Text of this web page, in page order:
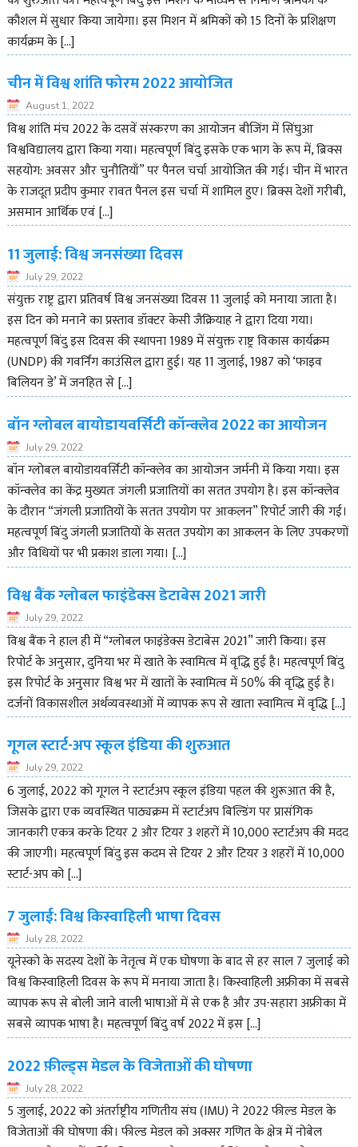
कौशल में सुधार किया जायेगा। इस मिशन में श्रमिकों को 15 दिनों के प्रशिक्षण
कार्यक्रम के […]
चीन में विश्व शांति फोरम 2022 आयोजित
August 1, 2022
विश्व शांति मंच 2022 के दसवें संस्करण का आयोजन बीजिंग में सिंघुआ
विश्वविद्यालय द्वारा किया गया। महत्वपूर्ण बिंदु इसके एक भाग के रूप में, ब्रिक्स
सहयोग: अवसर और चुनौतियाँ” पर पैनल चर्चा आयोजित की गई। चीन में भारत
के राजदूत प्रदीप कुमार रावत पैनल इस चर्चा में शामिल हुए। ब्रिक्स देशों गरीबी,
असमान आर्थिक एवं […]
11 जुलाई: विश्व जनसंख्या दिवस
July 29, 2022
संयुक्त राष्ट्र द्वारा प्रतिवर्ष विश्व जनसंख्या दिवस 11 जुलाई को मनाया जाता है।
इस दिन को मनाने का प्रस्ताव डॉक्टर केसी जैक्रियाह ने द्वारा दिया गया।
महत्वपूर्ण बिंदु इस दिवस की स्थापना 1989 में संयुक्त राष्ट्र विकास कार्यक्रम
(UNDP) की गवर्निंग काउंसिल द्वारा हुई। यह 11 जुलाई, 1987 को ‘फाइव
बिलियन डे’ में जनहित से […]
बॉन ग्लोबल बायोडायवर्सिटी कॉन्क्लेव 2022 का आयोजन
July 29, 2022
बॉन ग्लोबल बायोडायवर्सिटी कॉन्क्लेव का आयोजन जर्मनी में किया गया। इस
कॉन्क्लेव का केंद्र मुख्यतः जंगली प्रजातियों का सतत उपयोग है। इस कॉन्क्लेव
के दौरान “जंगली प्रजातियों के सतत उपयोग पर आकलन” रिपोर्ट जारी की गई।
महत्वपूर्ण बिंदु जंगली प्रजातियों के सतत उपयोग का आकलन के लिए उपकरणों
और विधियों पर भी प्रकाश डाला गया। […]
विश्व बैंक ग्लोबल फाइंडेक्स डेटाबेस 2021 जारी
July 29, 2022
विश्व बैंक ने हाल ही में “ग्लोबल फाइंडेक्स डेटाबेस 2021” जारी किया। इस
रिपोर्ट के अनुसार, दुनिया भर में खाते के स्वामित्व में वृद्धि हुई है। महत्वपूर्ण बिंदु
इस रिपोर्ट के अनुसार विश्व भर में खातों के स्वामित्व में 50% की वृद्धि हुई है।
दर्जनों विकासशील अर्थव्यवस्थाओं में व्यापक रूप से खाता स्वामित्व में वृद्धि […]
गूगल स्टार्ट-अप स्कूल इंडिया की शुरुआत
July 29, 2022
6 जुलाई, 2022 को गूगल ने स्टार्टअप स्कूल इंडिया पहल की शुरूआत की है,
जिसके द्वारा एक व्यवस्थित पाठ्यक्रम में स्टार्टअप बिल्डिंग पर प्रासंगिक
जानकारी एकत्र करके टियर 2 और टियर 3 शहरों में 10,000 स्टार्टअप की मदद
की जाएगी। महत्वपूर्ण बिंदु इस कदम से टियर 2 और टियर 3 शहरों में 10,000
स्टार्ट-अप को […]
7 जुलाई: विश्व किस्वाहिली भाषा दिवस
July 28, 2022
यूनेस्को के सदस्य देशों के नेतृत्व में एक घोषणा के बाद से हर साल 7 जुलाई को
विश्व किस्वाहिली दिवस के रूप में मनाया जाता है। किस्वाहिली अफ्रीका में सबसे
व्यापक रूप से बोली जाने वाली भाषाओं में से एक है और उप-सहारा अफ्रीका में
सबसे व्यापक भाषा है। महत्वपूर्ण बिंदु वर्ष 2022 में इस […]
2022 फ़ील्ड्स मेडल के विजेताओं की घोषणा
July 28, 2022
5 जुलाई, 2022 को अंतर्राष्ट्रीय गणितीय संघ (IMU) ने 2022 फील्ड मेडल के
विजेताओं की घोषणा की। फील्ड मेडल को अक्सर गणित के क्षेत्र में नोबेल